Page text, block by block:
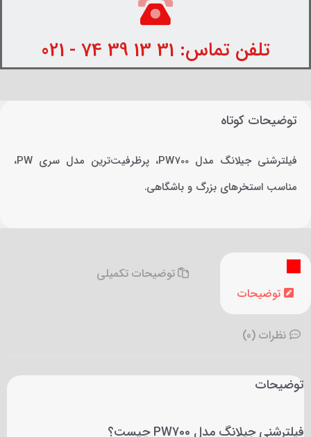
تلفن تماس: 31 13 39 74 - 021
توضیحات کوتاه
فیلترشنی جیلانگ مدل PW700، پرظرفیت‌ترین مدل سری PW،
مناسب استخرهای بزرگ و باشگاهی.
توضیحات
توضیحات تکمیلی
نظرات (0)
توضیحات
فیلترشنی جیلانگ مدل PW700 چیست؟